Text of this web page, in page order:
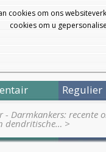
cookies om ons
cookies om u
Regulier
- Darmkankers: recente
dendritische… >